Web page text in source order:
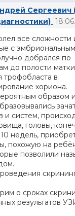
Сергеевич
все сложности
с эмбриональным
добрался по
до полости
трофобласта в
хориона.
образом
и систем,
головы,
недель,
похожую на
позволили
о сроках
результатов